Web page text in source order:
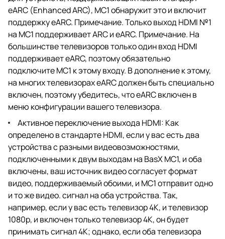
eARC (Enhanced ARC), MC1 обнаружит это и включит
поддержку eARC. Примечание. Только выход HDMI №1
на MC1 поддерживает ARC и eARC. Примечание. На
большинстве телевизоров только один вход HDMI
поддерживает eARC, поэтому обязательно
подключите MC1 к этому входу. В дополнение к этому,
на многих телевизорах eARC должен быть специально
включен, поэтому убедитесь, что eARC включен в
меню конфигурации вашего телевизора.
Активное переключение выхода HDMI: Как
определено в стандарте HDMI, если у вас есть два
устройства с разными видеовозможностями,
подключенными к двум выходам на BasX MC1, и оба
включены, ваш источник видео согласует формат
видео, поддерживаемый обоими, и MC1 отправит одно
и то же видео. сигнал на оба устройства. Так,
например, если у вас есть телевизор 4K, и телевизор
1080p, и включен только телевизор 4K, он будет
принимать сигнал 4K; однако, если оба телевизора